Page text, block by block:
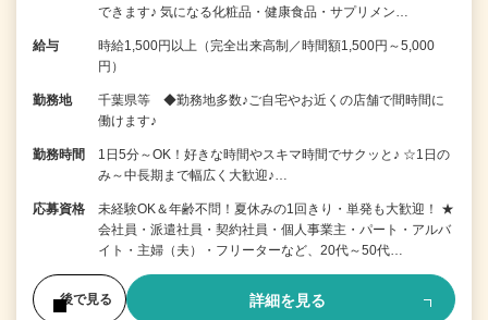
できます♪ 気になる化粧品・健康食品・サプリメン…
給与
時給1,500円以上（完全出来高制／時間額1,500円～5,000
円）
勤務地
千葉県等 ◆勤務地多数♪ご自宅やお近くの店舗で間時間に
働けます♪
勤務時間
1日5分～OK！好きな時間やスキマ時間でサクッと♪ ☆1日の
み～中長期まで幅広く大歓迎♪…
応募資格
未経験OK＆年齢不問！夏休みの1回きり・単発も大歓迎！ ★
会社員・派遣社員・契約社員・個人事業主・パート・アルバ
イト・主婦（夫）・フリーターなど、20代～50代…
後で見る 詳細を見る